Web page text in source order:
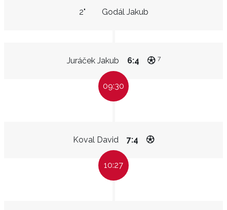
Godál Jakub
2"
Juráček Jakub 6:4 7
09:30
Koval David 7:4
10:27